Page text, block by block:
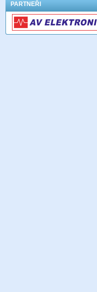
PARTNEŘI